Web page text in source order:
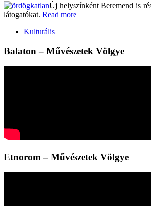
Új helyszínként Beremend is
látogatókat. Read more
Kulturális
Balaton – Művészetek Völgye
Etnorom – Művészetek Völgye